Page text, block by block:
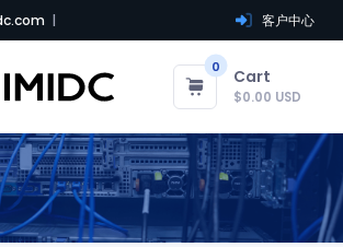
客户中心
0
Cart
$0.00 USD